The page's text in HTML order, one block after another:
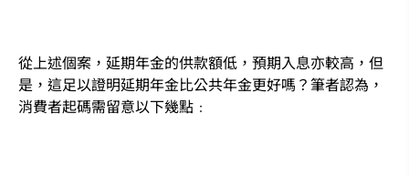
從上述個案，延期年金的供款額低，預期入息亦較高，但
是，這足以證明延期年金比公共年金更好嗎？筆者認為，
消費者起碼需留意以下幾點﹕